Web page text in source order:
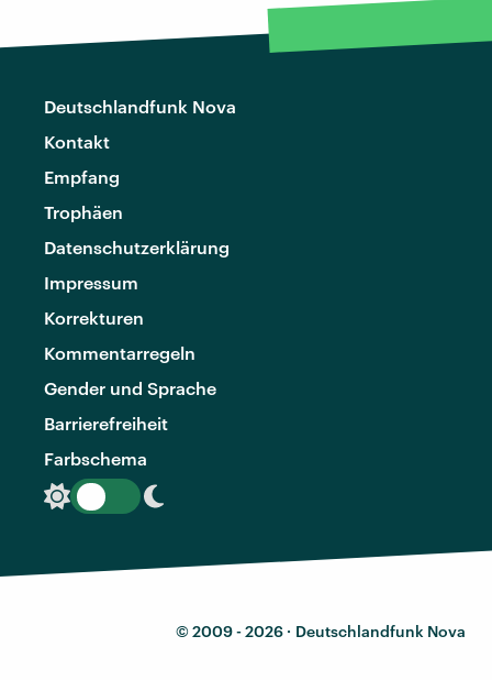
Deutschlandfunk Nova
Kontakt
Empfang
Trophäen
Datenschutzerklärung
Impressum
Korrekturen
Kommentarregeln
Gender und Sprache
Barrierefreiheit
Farbschema
© 2009 - 2026 · Deutschlandfunk Nova